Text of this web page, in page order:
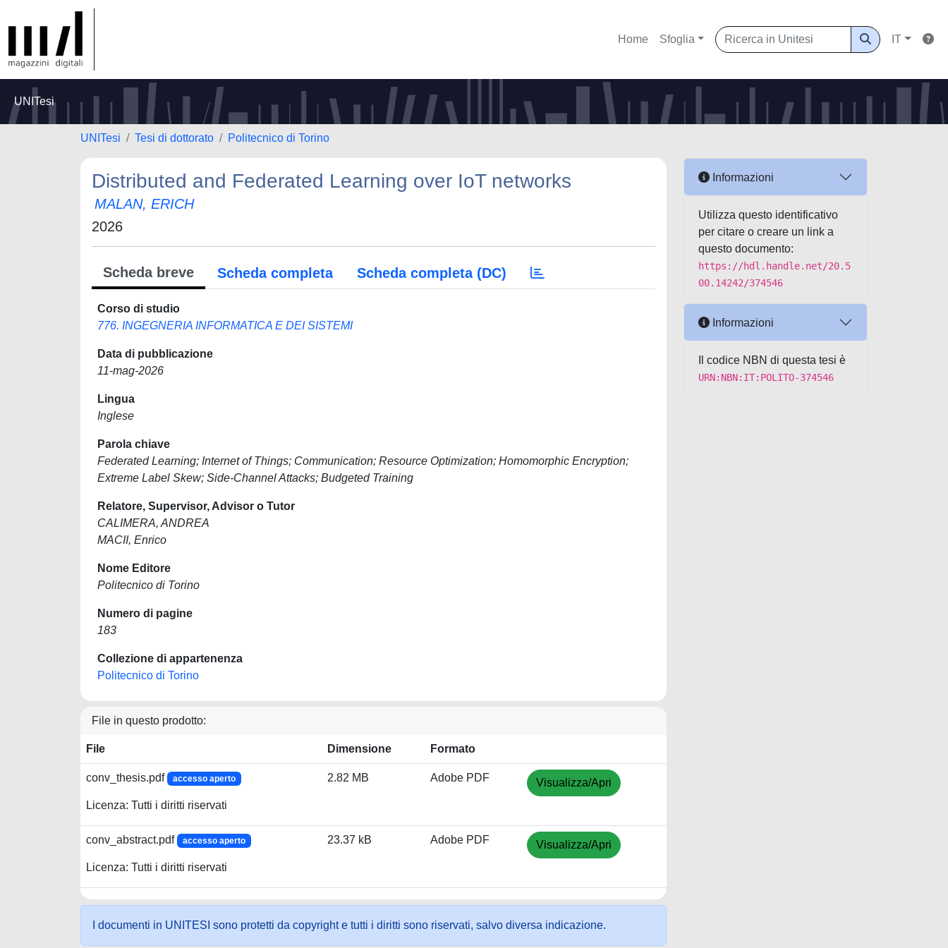
Home Sfoglia IT
UNITesi
UNITesi Tesi di dottorato Politecnico di Torino
Distributed and Federated Learning over IoT networks
MALAN, ERICH
2026
Scheda breve Scheda completa Scheda completa (DC)
Corso di studio
776. INGEGNERIA INFORMATICA E DEI SISTEMI
Data di pubblicazione
11-mag-2026
Lingua
Inglese
Parola chiave
Federated Learning; Internet of Things; Communication; Resource Optimization; Homomorphic Encryption;
Extreme Label Skew; Side-Channel Attacks; Budgeted Training
Relatore, Supervisor, Advisor o Tutor
CALIMERA, ANDREA
MACII, Enrico
Nome Editore
Politecnico di Torino
Numero di pagine
183
Collezione di appartenenza
Politecnico di Torino
File in questo prodotto:
File Dimensione Formato
conv_thesis.pdf accesso aperto
Licenza: Tutti i diritti riservati
2.82 MB Adobe PDF Visualizza/Apri
conv_abstract.pdf accesso aperto
Licenza: Tutti i diritti riservati
23.37 kB Adobe PDF Visualizza/Apri
I documenti in UNITESI sono protetti da copyright e tutti i diritti sono riservati, salvo diversa indicazione.
Informazioni
Utilizza questo identificativo
per citare o creare un link a
questo documento:
https://hdl.handle.net/20.5
00.14242/374546
Informazioni
Il codice NBN di questa tesi è
URN:NBN:IT:POLITO-374546